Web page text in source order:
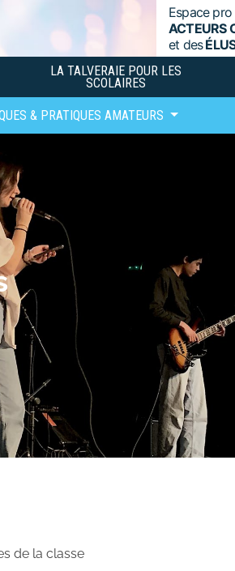
Espace pro
ACTEURS
et des
LA TALVERAIE POUR LES
SCOLAIRES
& PRATIQUES AMATEURS
de la classe